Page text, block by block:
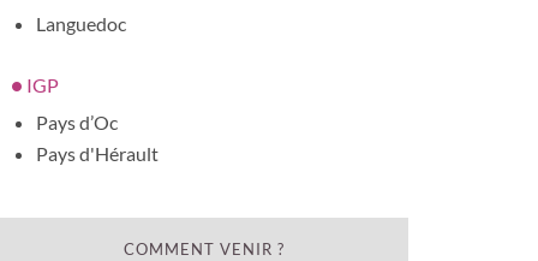
Languedoc
IGP
Pays d’Oc
Pays d'Hérault
COMMENT VENIR ?